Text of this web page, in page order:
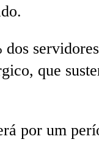
que
por um